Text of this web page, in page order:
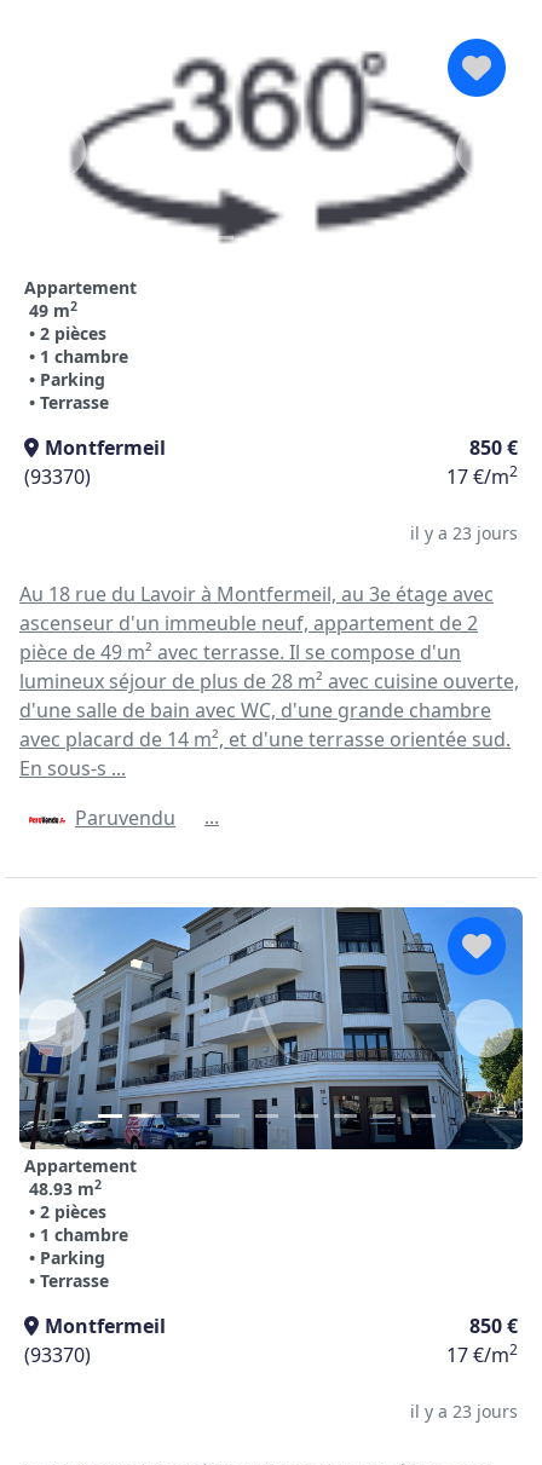
Appartement
49 m2
• 2 pièces
• 1 chambre
• Parking
• Terrasse
Montfermeil
850 €
(93370)
17 €/m2
il y a 23 jours
Au 18 rue du Lavoir à Montfermeil, au 3e étage avec
ascenseur d'un immeuble neuf, appartement de 2
pièce de 49 m² avec terrasse. Il se compose d'un
lumineux séjour de plus de 28 m² avec cuisine ouverte,
d'une salle de bain avec WC, d'une grande chambre
avec placard de 14 m², et d'une terrasse orientée sud.
En sous-s ...
Paruvendu
...
Appartement
48.93 m2
• 2 pièces
• 1 chambre
• Parking
• Terrasse
Montfermeil
850 €
(93370)
17 €/m2
il y a 23 jours